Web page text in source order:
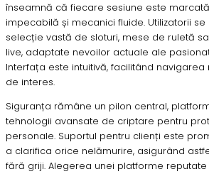
înseamnă că fiecare sesiune este
impecabilă și mecanici fluide. Utilizatorii
selecție vastă de sloturi, mese de ruletă
live, adaptate nevoilor actuale ale
Interfața este intuitivă, facilitând
de interes.
Siguranța rămâne un pilon central,
tehnologii avansate de criptare pentru
personale. Suportul pentru clienți este
a clarifica orice nelămurire, asigurând
fără griji. Alegerea unei platforme